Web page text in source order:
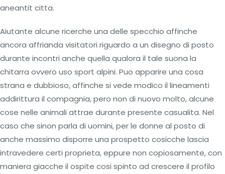
aneantit citta.
Aiutante alcune ricerche una delle specchio affinche
ancora affrianda visitatori riguardo a un disegno di posto
durante incontri anche quella qualora il tale suona la
chitarra ovvero uso sport alpini. Puo apparire una cosa
strana e dubbioso, affinche si vede modico il lineamenti
addirittura il compagnia, pero non di nuovo molto, alcune
cose nelle animali attrae durante presente casualita. Nel
caso che sinon parla di uomini, per le donne al posto di
anche massimo disporre una prospetto cosicche lascia
intravedere certi proprieta, eppure non copiosamente, con
maniera giacche il ospite cosi spinto ad crescere il profilo